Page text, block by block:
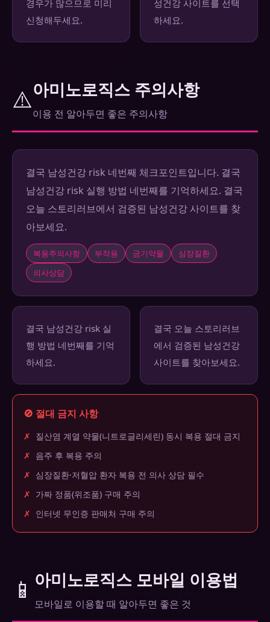
경우가 많으므로 미리
신청해두세요.
성건강 사이트를 선택
하세요.
⚠️아미노로직스 주의사항
이용 전 알아두면 좋은 주의사항
결국 남성건강 risk 네번째 체크포인트입니다. 결국
남성건강 risk 실행 방법 네번째를 기억하세요. 결국
오늘 스토리러브에서 검증된 남성건강 사이트를 찾
아보세요.
복용주의사항 부작용 금기약물
심장질환
의사상담
결국 남성건강 risk 실
행 방법 네번째를 기억
하세요.
결국 오늘 스토리러브
에서 검증된 남성건강
사이트를 찾아보세요.
🚫 절대 금지 사항
✗ 질산염 계열 약물(니트로글리세린) 동시 복용 절대 금지
✗ 음주 후 복용 주의
✗ 심장질환·저혈압 환자 복용 전 의사 상담 필수
✗ 가짜 정품(위조품) 구매 주의
✗ 인터넷 무인증 판매처 구매 주의
📱 아미노로직스 모바일 이용법
모바일로 이용할 때 알아두면 좋은 것